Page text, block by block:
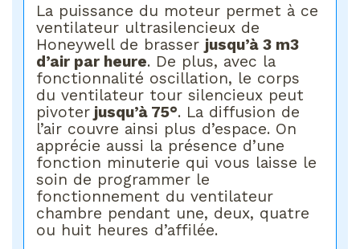
La puissance du moteur permet à ce
ventilateur ultrasilencieux de
Honeywell de brasser jusqu’à 3 m3
d’air par heure. De plus, avec la
fonctionnalité oscillation, le corps
du ventilateur tour silencieux peut
pivoter jusqu’à 75°. La diffusion de
l’air couvre ainsi plus d’espace. On
apprécie aussi la présence d’une
fonction minuterie qui vous laisse le
soin de programmer le
fonctionnement du ventilateur
chambre pendant une, deux, quatre
ou huit heures d’affilée.